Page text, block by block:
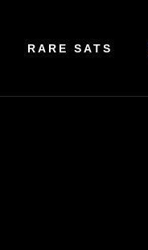
RARE SATS